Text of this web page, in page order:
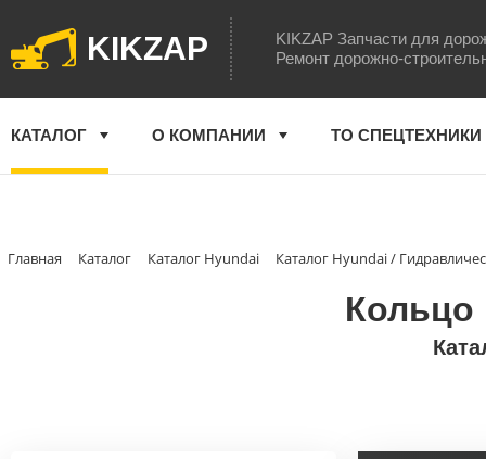
KIKZAP
KIKZAP Запчасти для
Ремонт дорожно-
КАТАЛОГ О КОМПАНИИ ТО СПЕЦТЕХНИКИ
Главная Каталог Каталог Hyundai Каталог Hyundai /
Кольцо